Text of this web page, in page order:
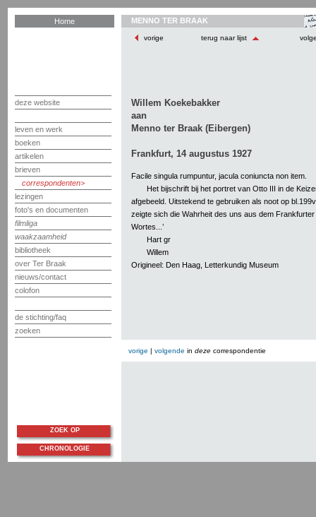
Home
deze website
leven en werk
boeken
artikelen
brieven
correspondenten
lezingen
foto's en documenten
filmliga
waakzaamheid
bibliotheek
over Ter Braak
nieuws/contact
colofon
de stichting/faq
zoeken
MENNO TER BRAAK
vorige terug naar lijst
Willem Koekebakker
aan
Menno ter Braak (Eibergen)
Frankfurt, 14 augustus 1927
Facile singula rumpuntur, jacula coniuncta non item.
Het bijschrift bij het portret van Otto III in de
afgebeeld. Uitstekend te gebruiken als noot op
zeigte sich die Wahrheit des uns aus dem
Wortes...’
Hart gr
Willem
Origineel: Den Haag, Letterkundig Museum
vorige | volgende in deze correspondentie
ZOEK OP
CHRONOLOGIE